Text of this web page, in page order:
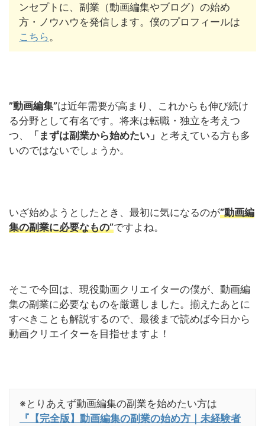
ンセプトに、副業（動画編集やブログ）の始め
方・ノウハウを発信します。僕のプロフィールは
こちら。
”動画編集”は近年需要が高まり、これからも伸び続け
る分野として有名です。将来は転職・独立を考えつ
つ、
「まずは副業から始めたい」 と考えている方も多
いのではないでしょうか。
いざ始めようとしたとき、最初に気になるのが”動画編
集の副業に必要なもの”ですよね。
そこで今回は、現役動画クリエイターの僕が、動画編
集の副業に必要なものを厳選しました。揃えたあとに
すべきことも解説するので、最後まで読めば今日から
動画クリエイターを目指せますよ！
※とりあえず動画編集の副業を始めたい方は
『【完全版】動画編集の副業の始め方｜未経験者